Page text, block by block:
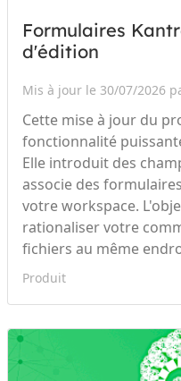
Formulaires
d'édition
Mis à jour le 30/07/2026
Cette mise à jour du
fonctionnalité
Elle introduit des
associe des
votre workspace.
rationaliser votre
fichiers au même
Produit